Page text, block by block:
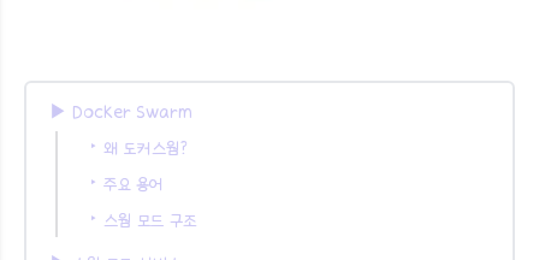
▶︎ Docker Swarm
‣ 왜 도커스웜?
‣ 주요 용어
‣ 스웜 모드 구조